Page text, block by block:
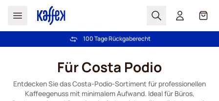
Suchen Cart
Kostenlos Lieferung über CHF 49
100 Tage Rückgaberecht
Für Costa Podio
Entdecken Sie das Costa-Podio-Sortiment für professionellen
Kaffeegenuss mit minimalem Aufwand. Ideal für Büros,